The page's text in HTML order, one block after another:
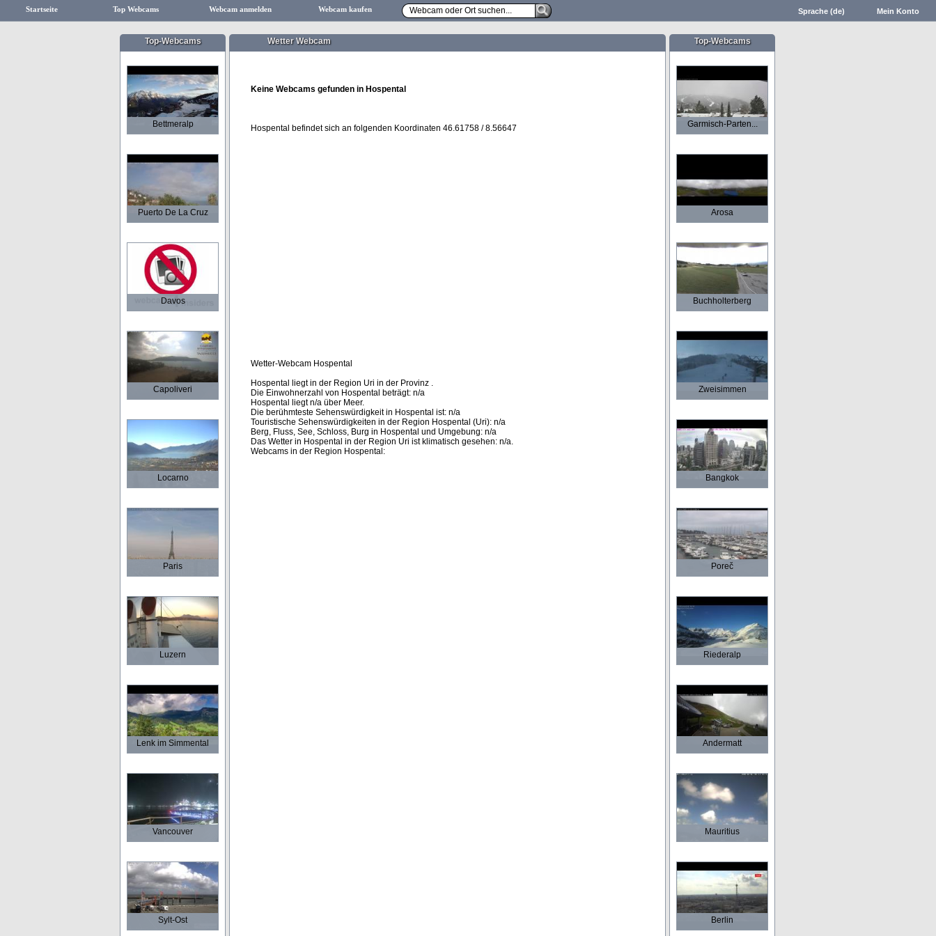
Startseite Top Webcams Webcam anmelden Webcam kaufen Mein Konto
Sprache (de)
Top-Webcams
Bettmeralp
Puerto De La Cruz
Davos
Capoliveri
Locarno
Paris
Luzern
Lenk im Simmental
Vancouver
Sylt-Ost
Wetter Webcam
Keine Webcams gefunden in Hospental
Hospental befindet sich an folgenden Koordinaten 46.61758 / 8.56647
Wetter-Webcam Hospental
Hospental liegt in der Region Uri in der Provinz .
Die Einwohnerzahl von Hospental beträgt: n/a
Hospental liegt n/a über Meer.
Die berühmteste Sehenswürdigkeit in Hospental ist: n/a
Touristische Sehenswürdigkeiten in der Region Hospental (Uri): n/a
Berg, Fluss, See, Schloss, Burg in Hospental und Umgebung: n/a
Das Wetter in Hospental in der Region Uri ist klimatisch gesehen: n/a.
Webcams in der Region Hospental:
Top-Webcams
Garmisch-Parten...
Arosa
Buchholterberg
Zweisimmen
Bangkok
Poreč
Riederalp
Andermatt
Mauritius
Berlin